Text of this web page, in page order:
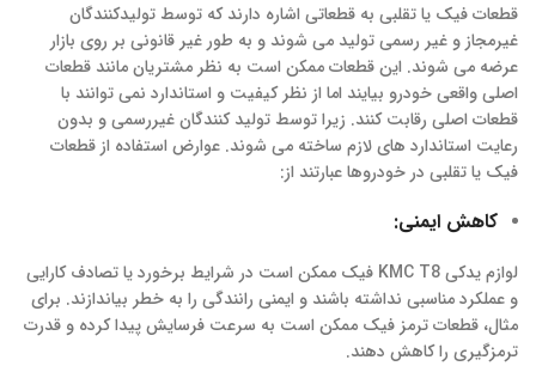
قطعات فیک یا تقلبی به قطعاتی اشاره دارند که توسط تولیدکنندگان
غیرمجاز و غیر رسمی تولید می شوند و به طور غیر قانونی بر روی بازار
عرضه می شوند. این قطعات ممکن است به نظر مشتریان مانند قطعات
اصلی واقعی خودرو بیایند اما از نظر کیفیت و استاندارد نمی توانند با
قطعات اصلی رقابت کنند. زیرا توسط تولید کنندگان غیررسمی و بدون
رعایت استاندارد های لازم ساخته می شوند. عوارض استفاده از قطعات
فیک یا تقلبی در خودروها عبارتند از:
کاهش ایمنی:
لوازم یدکی KMC T8 فیک ممکن است در شرایط برخورد یا تصادف کارایی
و عملکرد مناسبی نداشته باشند و ایمنی رانندگی را به خطر بیاندازند. برای
مثال، قطعات ترمز فیک ممکن است به سرعت فرسایش پیدا کرده و قدرت
ترمزگیری را کاهش دهند.